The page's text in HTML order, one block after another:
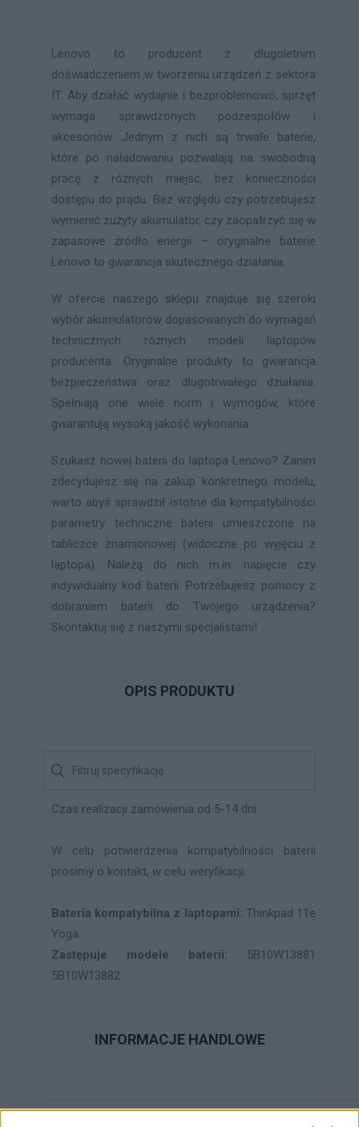
Lenovo to producent z długoletnim
doświadczeniem w tworzeniu urządzeń z sektora
IT. Aby działać wydajnie i bezproblemowo, sprzęt
wymaga sprawdzonych podzespołów i
akcesoriów. Jednym z nich są trwałe baterie,
które po naładowaniu pozwalają na swobodną
pracę z różnych miejsc, bez konieczności
dostępu do prądu. Bez względu czy potrzebujesz
wymienić zużyty akumulator, czy zaopatrzyć się w
zapasowe źródło energii – oryginalne baterie
Lenovo to gwarancja skutecznego działania.
W ofercie naszego sklepu znajduje się szeroki
wybór akumulatorów dopasowanych do wymagań
technicznych różnych modeli laptopów
producenta. Oryginalne produkty to gwarancja
bezpieczeństwa oraz długotrwałego działania.
Spełniają one wiele norm i wymogów, które
gwarantują wysoką jakość wykonania
Szukasz nowej baterii do laptopa Lenovo? Zanim
zdecydujesz się na zakup konkretnego modelu,
warto abyś sprawdził istotne dla kompatybilności
parametry techniczne baterii umieszczone na
tabliczce znamionowej (widoczne po wyjęciu z
laptopa). Należą do nich m.in. napięcie czy
indywidualny kod baterii. Potrzebujesz pomocy z
dobraniem baterii do Twojego urządzenia?
Skontaktuj się z naszymi specjalistami!
OPIS PRODUKTU
Czas realizacji zamówienia od 5-14 dni.
W celu potwierdzenia kompatybilności baterii
prosimy o kontakt, w celu weryfikacji.
Bateria kompatybilna z laptopami: Thinkpad 11e
Yoga
Zastępuje modele baterii: 5B10W13881
5B10W13882
INFORMACJE HANDLOWE
Kod